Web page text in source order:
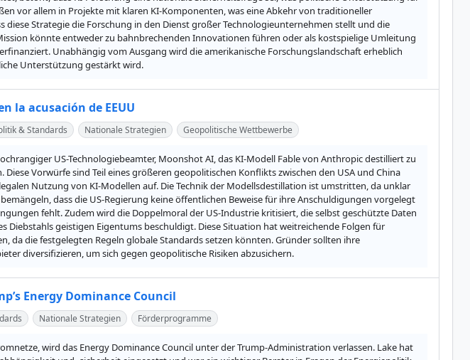
vor allem in Projekte mit klaren KI-Komponenten, was eine Abkehr von traditioneller
Strategie die Forschung in den Dienst großer Technologieunternehmen stellt und die
könnte entweder zu bahnbrechenden Innovationen führen oder als kostspielige Umleitung
Unabhängig vom Ausgang wird die amerikanische Forschungslandschaft erheblich
Unterstützung gestärkt wird.
la acusación de EEUU
& Standards Nationale Strategien Geopolitische Wettbewerbe
US-Technologiebeamter, Moonshot AI, das KI-Modell Fable von Anthropic destilliert zu
Diese Vorwürfe sind Teil eines größeren geopolitischen Konflikts zwischen den USA und China
Nutzung von KI-Modellen auf. Die Technik der Modellsdestillation ist umstritten, da unklar
dass die US-Regierung keine öffentlichen Beweise für ihre Anschuldigungen vorgelegt
fehlt. Zudem wird die Doppelmoral der US-Industrie kritisiert, die selbst geschützte Daten
Diebstahls geistigen Eigentums beschuldigt. Diese Situation hat weitreichende Folgen für
da die festgelegten Regeln globale Standards setzen könnten. Gründer sollten ihre
diversifizieren, um sich gegen geopolitische Risiken abzusichern.
Energy Dominance Council
Nationale Strategien Förderprogramme
wird das Energy Dominance Council unter der Trump-Administration verlassen. Lake hat